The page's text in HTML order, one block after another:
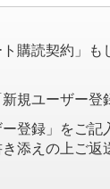
購読契約」
規ユーザー登
登録」をご記
添えの上ご返